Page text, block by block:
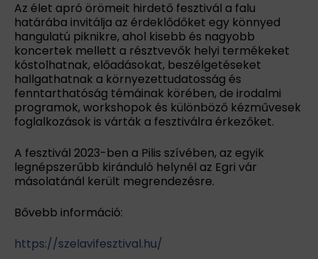
Az élet apró örömeit hirdető fesztivál a falu
határába invitálja az érdeklődőket egy könnyed
hangulatú piknikre, ahol kisebb és nagyobb
koncertek mellett a résztvevők helyi termékeket
kóstolhatnak, előadásokat, beszélgetéseket
hallgathatnak a környezettudatosság és
fenntarthatóság témáinak körében, de irodalmi
programok, workshopok és különböző kézművesek
foglalkozások is várták a fesztiválra érkezőket.
A fesztivál 2023-ben a Pilis szívében, az egyik
legnépszerűbb kiránduló helynél az Egri vár
másolatánál került megrendezésre.
Bővebb információ:
https://szelavifesztival.hu/